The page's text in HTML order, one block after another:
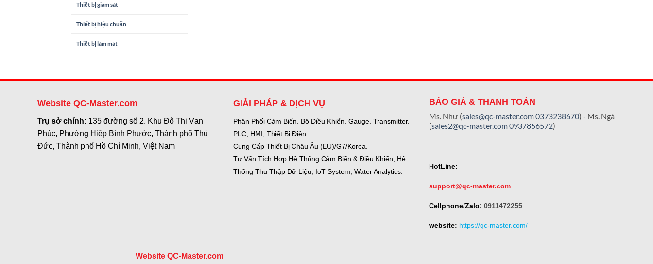
Thiết bị giám sát
Thiết bị hiệu chuẩn
Thiết bị làm mát
Website QC-Master.com
Trụ sở chính: 135 đường số 2, Khu Đô Thị Vạn
Phúc, Phường Hiệp Bình Phước, Thành phố Thủ
Đức, Thành phố Hồ Chí Minh, Việt Nam
GIẢI PHÁP & DỊCH VỤ
Phân Phối Cảm Biến, Bộ Điều Khiển, Gauge, Transmitter,
PLC, HMI, Thiết Bị Điện.
Cung Cấp Thiết Bị Châu Âu (EU)/G7/Korea.
Tư Vấn Tích Hợp Hệ Thống Cảm Biến & Điều Khiển, Hệ
Thống Thu Thập Dữ Liệu, IoT System, Water Analytics.
BÁO GIÁ & THANH TOÁN
Ms. Như (sales@qc-master.com0373238670) - Ms. Ngà
(sales2@qc-master.com0937856572)
HotLine:
support@qc-master.com
Cellphone/Zalo: 0911472255
website: https://qc-master.com/
Website QC-Master.com